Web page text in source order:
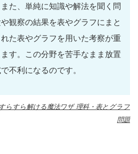
た、単純に知識や解法を聞く問
観察の結果を表やグラフにまと
た表やグラフを用いた考察が重
す。この分野を苦手なまま放置
不利になるのです。
らすら解ける魔法ワザ 理科・表とグラフ
問題